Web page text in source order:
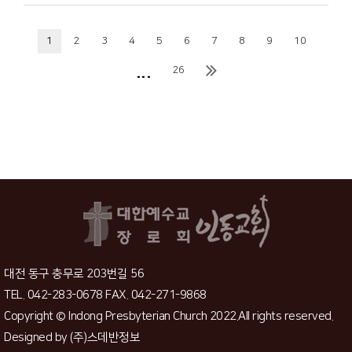
1 2 3 4 5 6 7 8 9 10
... 26
대전 동구 충무로 203번길 56
TEL. 042-283-0678 FAX. 042-271-9868
Copyright © Indong Presbyterian Church 2022.All rights reserved.
Designed by(주)스데반정보